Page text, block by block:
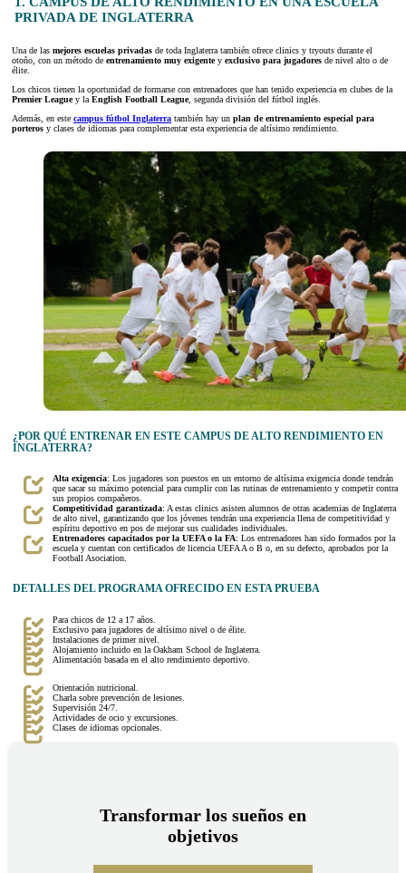
PRIVADA DE INGLATERRA
Una de las mejores escuelas privadas de toda Inglaterra también ofrece clinics y tryouts durante el
otoño, con un método de entrenamiento muy exigentey exclusivo para jugadores de nivel alto o de
élite.
Los chicos tienen la oportunidad de formarse con entrenadores que han tenido experiencia en clubes de la
Premier Leaguey la English Football League, segunda división del fútbol inglés.
Además, en este campus fútbol Inglaterra también hay un plan de entrenamiento especial para
porteros y clases de idiomas para complementar esta experiencia de altísimo rendimiento.
¿POR QUÉ ENTRENAR EN ESTE CAMPUS DE ALTO RENDIMIENTO EN
INGLATERRA?
Alta exigencia: Los jugadores son puestos en un entorno de altísima exigencia donde tendrán
que sacar su máximo potencial para cumplir con las rutinas de entrenamiento y competir contra
sus propios compañeros.
Competitividad garantizada: A estas clinics asisten alumnos de otras academias de Inglaterra
de alto nivel, garantizando que los jóvenes tendrán una experiencia llena de competitividad y
espíritu deportivo en pos de mejorar sus cualidades individuales.
Entrenadores capacitados por la UEFA o la FA: Los entrenadores han sido formados por la
escuela y cuentan con certificados de licencia UEFA A o B o, en su defecto, aprobados por la
Football Asociation.
DETALLES DEL PROGRAMA OFRECIDO EN ESTA PRUEBA
Para chicos de 12 a 17 años.
Exclusivo para jugadores de altísimo nivel o de élite.
Instalaciones de primer nivel.
Alojamiento incluido en la Oakham School de Inglaterra.
Alimentación basada en el alto rendimiento deportivo.
Orientación nutricional.
Charla sobre prevención de lesiones.
Supervisión 24/7.
Actividades de ocio y excursiones.
Clases de idiomas opcionales.
Transformar los sueños en
objetivos